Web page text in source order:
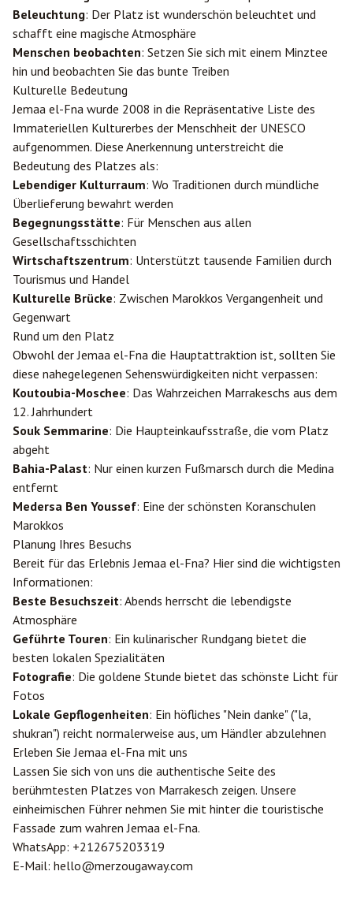
Beleuchtung: Der Platz ist wunderschön beleuchtet und
schafft eine magische Atmosphäre
Menschen beobachten: Setzen Sie sich mit einem Minztee
hin und beobachten Sie das bunte Treiben
Kulturelle Bedeutung
Jemaa el-Fna wurde 2008 in die Repräsentative Liste des
Immateriellen Kulturerbes der Menschheit der UNESCO
aufgenommen. Diese Anerkennung unterstreicht die
Bedeutung des Platzes als:
Lebendiger Kulturraum: Wo Traditionen durch mündliche
Überlieferung bewahrt werden
Begegnungsstätte: Für Menschen aus allen
Gesellschaftsschichten
Wirtschaftszentrum: Unterstützt tausende Familien durch
Tourismus und Handel
Kulturelle Brücke: Zwischen Marokkos Vergangenheit und
Gegenwart
Rund um den Platz
Obwohl der Jemaa el-Fna die Hauptattraktion ist, sollten Sie
diese nahegelegenen Sehenswürdigkeiten nicht verpassen:
Koutoubia-Moschee: Das Wahrzeichen Marrakeschs aus dem
12. Jahrhundert
Souk Semmarine: Die Haupteinkaufsstraße, die vom Platz
abgeht
Bahia-Palast: Nur einen kurzen Fußmarsch durch die Medina
entfernt
Medersa Ben Youssef: Eine der schönsten Koranschulen
Marokkos
Planung Ihres Besuchs
Bereit für das Erlebnis Jemaa el-Fna? Hier sind die wichtigsten
Informationen:
Beste Besuchszeit: Abends herrscht die lebendigste
Atmosphäre
Geführte Touren: Ein kulinarischer Rundgang bietet die
besten lokalen Spezialitäten
Fotografie: Die goldene Stunde bietet das schönste Licht für
Fotos
Lokale Gepflogenheiten: Ein höfliches "Nein danke" ("la,
shukran") reicht normalerweise aus, um Händler abzulehnen
Erleben Sie Jemaa el-Fna mit uns
Lassen Sie sich von uns die authentische Seite des
berühmtesten Platzes von Marrakesch zeigen. Unsere
einheimischen Führer nehmen Sie mit hinter die touristische
Fassade zum wahren Jemaa el-Fna.
WhatsApp: +212675203319
E-Mail: hello@merzougaway.com